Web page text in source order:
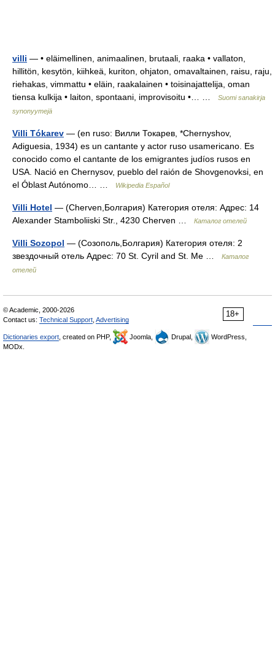
villi — • eläimellinen, animaalinen, brutaali, raaka • vallaton,
hillitön, kesytön, kiihkeä, kuriton, ohjaton, omavaltainen, raisu, raju,
riehakas, vimmattu • eläin, raakalainen • toisinajattelija, oman
tiensa kulkija • laiton, spontaani, improvisoitu •… …
Suomi sanakirja
synonyymejä
Villi Tókarev — (en ruso: Вилли Токарев, *Chernyshov,
Adiguesia, 1934) es un cantante y actor ruso usamericano. Es
conocido como el cantante de los emigrantes judíos rusos en
USA. Nació en Chernysov, pueblo del raión de Shovgenovksi, en
el Óblast Autónomo… …
Wikipedia Español
Villi Hotel — (Cherven,Болгария) Категория отеля: Адрес: 14
Alexander Stamboliiski Str., 4230 Cherven …
Каталог отелей
Villi Sozopol — (Созополь,Болгария) Категория отеля: 2
звездочный отель Адрес: 70 St. Cyril and St. Me …
Каталог
отелей
18+
© Academic, 2000-2026
Contact us: Technical Support Advertising
Dictionaries export , created on PHP, Joomla, Drupal,
WordPress,
MODx.